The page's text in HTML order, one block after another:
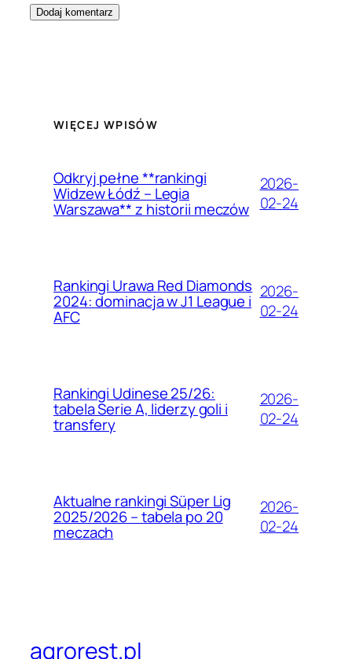
WIĘCEJ WPISÓW
Odkryj pełne **rankingi
Widzew Łódź – Legia
Warszawa** z historii meczów
2026-
02-24
Rankingi Urawa Red Diamonds
2024: dominacja w J1 League i
AFC
2026-
02-24
Rankingi Udinese 25/26:
tabela Serie A, liderzy goli i
transfery
2026-
02-24
Aktualne rankingi Süper Lig
2025/2026 – tabela po 20
meczach
2026-
02-24
agrorest.pl